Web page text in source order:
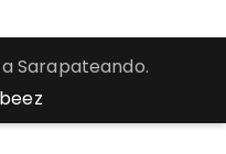
Sarapateando.